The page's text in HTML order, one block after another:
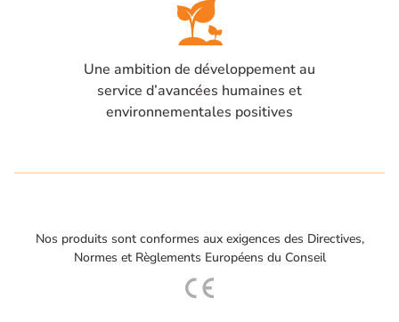
Une ambition de développement au
service d’avancées humaines et
environnementales positives
Nos produits sont conformes aux exigences des Directives,
Normes et Règlements Européens du Conseil